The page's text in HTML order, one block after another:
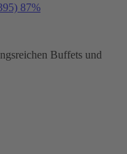
87%
Buffets und